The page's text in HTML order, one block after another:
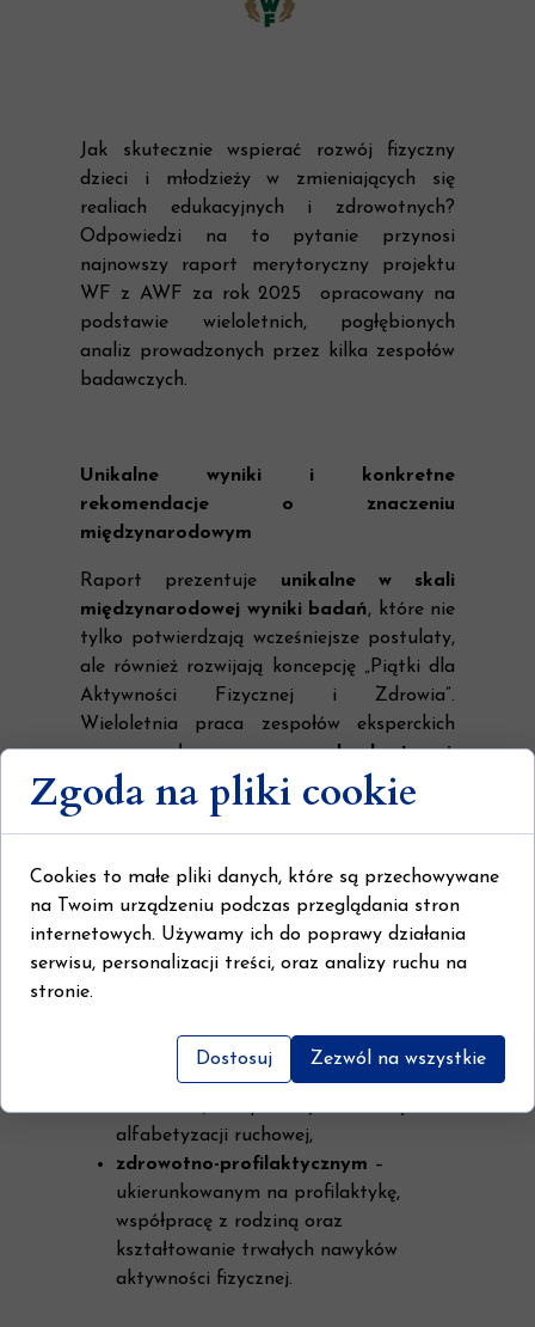
Jak skutecznie wspierać rozwój fizyczny
dzieci i młodzieży w zmieniających się
realiach edukacyjnych i zdrowotnych?
Odpowiedzi na to pytanie przynosi
najnowszy raport merytoryczny projektu
WF z AWF za rok 2025 opracowany na
podstawie wieloletnich, pogłębionych
analiz prowadzonych przez kilka zespołów
badawczych.
Unikalne wyniki i konkretne
rekomendacje o znaczeniu
międzynarodowym
Raport prezentuje unikalne w skali
międzynarodowej wyniki badań, które nie
tylko potwierdzają wcześniejsze postulaty,
ale również rozwijają koncepcję „Piątki dla
Aktywności Fizycznej i Zdrowia”.
Wieloletnia praca zespołów eksperckich
zaowocowałakonkretnymi,
uporządkowanymi rekomendacjami
opartymi na obiektywnych danych i
dowodach naukowych.
Dokument porządkuje rekomendacje w
trzech kluczowych obszarach:
systemowym– obejmującym
dydaktyczno-wychowawczym
skoncentrowanym na jakości
alfabetyzacji ruchowej,
zdrowotno-profilaktycznym –
ukierunkowanym na profilaktykę,
współpracę z rodziną oraz
kształtowanie trwałych nawyków
aktywności fizycznej.
Zgoda na pliki cookie
Cookies to małe pliki danych, które są przechowywane
na Twoim urządzeniu podczas przeglądania stron
internetowych. Używamy ich do poprawy działania
serwisu, personalizacji treści, oraz analizy ruchu na
stronie.
Dostosuj Zezwól na wszystkie